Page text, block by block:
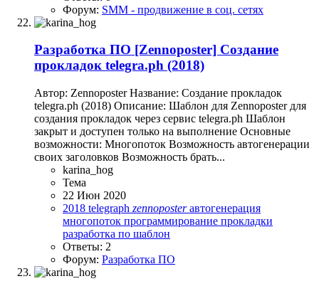
Форум: SMM - продвижение в соц. сетях
Разработка ПО [Zennoposter] Создание
прокладок telegra.ph (2018)
Автор: Zennoposter Название: Создание прокладок
telegra.ph (2018) Описание: Шаблон для Zennoposter для
создания прокладок через сервис telegra.ph Шаблон
закрыт и доступен только на выполнение Основные
возможности: Многопоток Возможность автогенерации
своих заголовков Возможность брать...
karina_hog
Тема
22 Июн 2020
2018 telegraph zennoposter автогенерация
многопоток программирование прокладки
разработка по шаблон
Ответы: 2
Форум: Разработка ПО